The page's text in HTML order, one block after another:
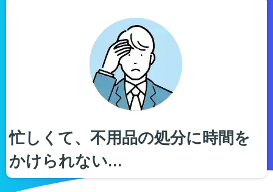
忙しくて、不用品の処分に時間を
かけられない…